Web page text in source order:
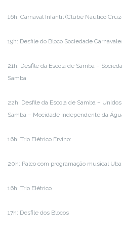
16h: Carnaval Infantil (Clube Náutico
19h: Desfile do Bloco Sociedade
21h: Desfile da Escola de Samba –
Samba
22h: Desfile da Escola de Samba –
Samba – Mocidade Independente da
16h: Trio Elétrico Ervino:
20h: Palco com programação musical
16h: Trio Elétrico
17h: Desfile dos Blocos